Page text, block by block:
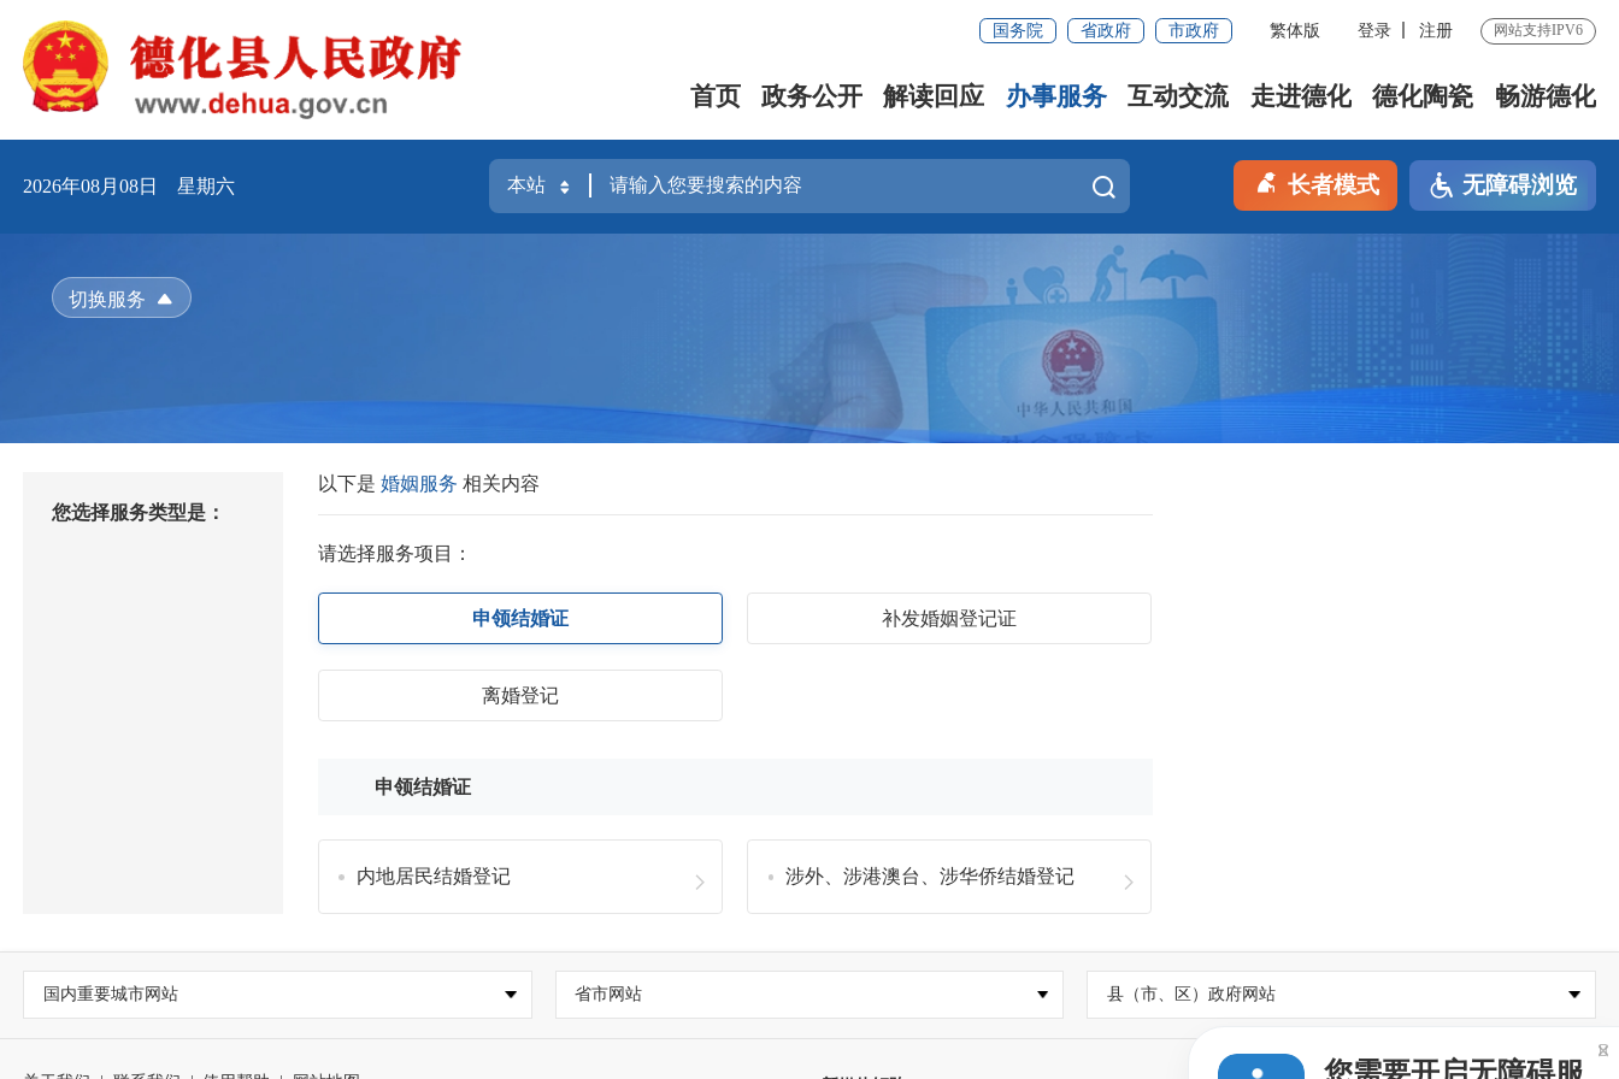
国务院 省政府 市政府 繁体版 登录 注册 网站支持IPV6
首页 政务公开 解读回应 办事服务 互动交流 走进德化 德化陶瓷 畅游德化
2026年08月08日 星期六 长者模式 无障碍浏览
切换服务
您选择服务类型是：
以下是婚姻服务相关内容
请选择服务项目：
申领结婚证 补发婚姻登记证
离婚登记
申领结婚证
内地居民结婚登记 涉外、涉港澳台、涉华侨结婚登记
国内重要城市网站 省市网站 县（市、区）政府网站
